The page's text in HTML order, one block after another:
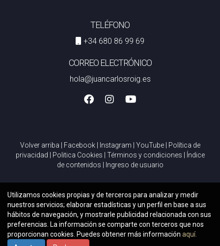
TELÉFONO
+34 680 86 99 69
CORREO ELECTRÓNICO
hola@juancarlosroig.es
Volver arriba Facebook| Instagram YouTube| Política de
privacidad
Politica Cookies Términos y condiciones
Índice
de contenidos
Ingreso de usuario
Utilizamos cookies propias y de terceros para analizar y medir
nuestros servicios; elaborar estadísticas y un perfil en base a sus
hábitos de navegación, y mostrarle publicidad relacionada con sus
preferencias. La información se comparte con terceros que nos
proporcionan cookies. Puedes obtener más información aquí.